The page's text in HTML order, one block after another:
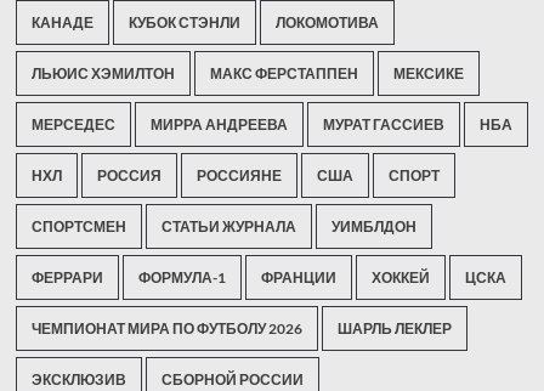
КАНАДЕ КУБОК СТЭНЛИ ЛОКОМОТИВА
ЛЬЮИС ХЭМИЛТОН МАКС ФЕРСТАППЕН МЕКСИКЕ
МЕРСЕДЕС МИРРА АНДРЕЕВА МУРАТ ГАССИЕВ НБА
НХЛ РОССИЯ РОССИЯНЕ США СПОРТ
СПОРТСМЕН СТАТЬИ ЖУРНАЛА УИМБЛДОН
ФЕРРАРИ ФОРМУЛА-1 ФРАНЦИИ ХОККЕЙ ЦСКА
ЧЕМПИОНАТ МИРА ПО ФУТБОЛУ 2026 ШАРЛЬ ЛЕКЛЕР
ЭКСКЛЮЗИВ СБОРНОЙ РОССИИ